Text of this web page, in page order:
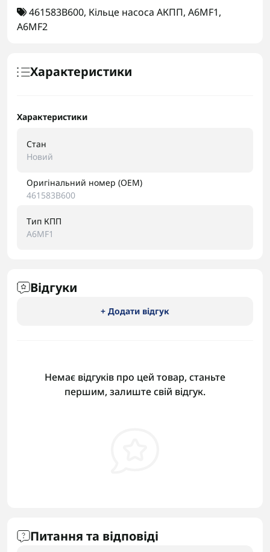
461583B600, Кільце насоса АКПП, A6MF1,
A6MF2
Характеристики
Характеристики
Стан
Новий
Оригінальний номер (OEM)
461583B600
Тип КПП
A6MF1
Відгуки
+ Додати відгук
Немає відгуків про цей товар, станьте
першим, залиште свій відгук.
Питання та відповіді